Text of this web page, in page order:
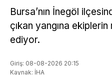
Bursa’nın İnegöl
çıkan yangına
ediyor.
Giriş: 08-08-2026 20:15
Kaynak: İHA